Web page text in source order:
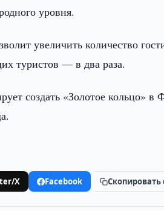
уровня.
увеличить количество
туристов — в два раза.
создать «Золотое кольцо» в
X Facebook Скопировать